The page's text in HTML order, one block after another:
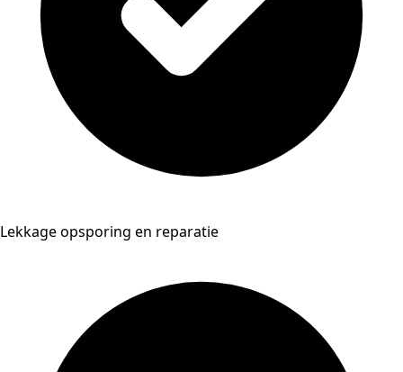
Lekkage opsporing en reparatie